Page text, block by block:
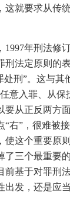
就要求从
年刑法
法定原则
刑”。这与
意入罪、从
从正反两
右”，很难
这个重要
三个最重
基于对罪刑
发，还是